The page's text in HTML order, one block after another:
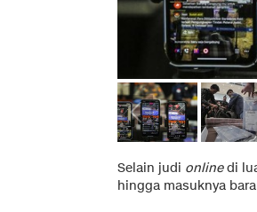
Selain judi onlinedi
hingga masuknya